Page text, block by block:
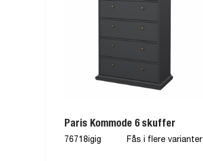
Paris Kommode 6 skuffer
76718igig Fås i flere varianter